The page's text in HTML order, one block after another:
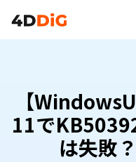
インストールは失敗？不具
【
11で
は失敗